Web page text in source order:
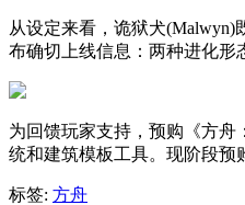
从设定来看，诡狱犬
布确切上线信息：两种进化形
为回馈玩家支持，预购《方
统和建筑模板工具。现阶段预
标签: 方舟